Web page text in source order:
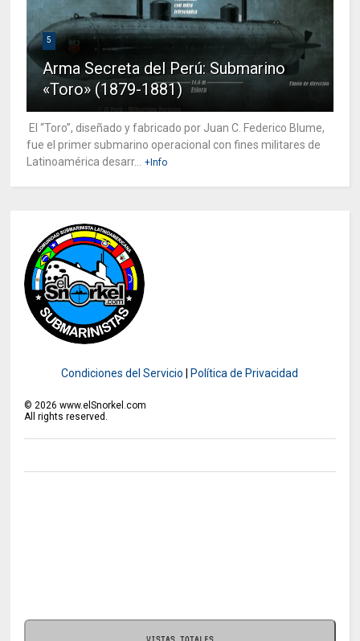
5
Arma Secreta del Perú: Submarino
«Toro» (1879-1881)
El “Toro”, diseñado y fabricado por Juan C. Federico Blume,
fue el primer submarino operacional con fines militares de
Latinoamérica desarr...
+Info
Condiciones del Servicio Política de Privacidad
©2026 www.elSnorkel.com
All rights reserved.